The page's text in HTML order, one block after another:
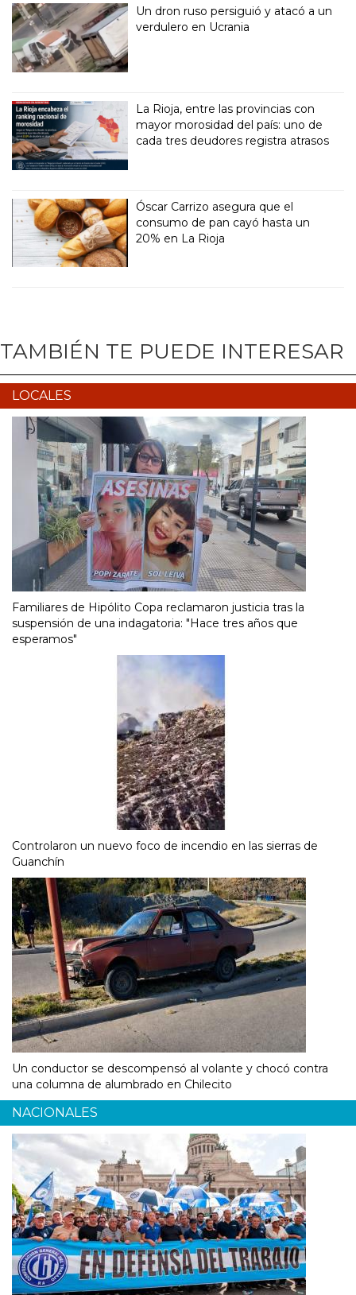
Un dron ruso persiguió y atacó a un
verdulero en Ucrania
La Rioja, entre las provincias con
mayor morosidad del país: uno de
cada tres deudores registra atrasos
Óscar Carrizo asegura que el
consumo de pan cayó hasta un
20% en La Rioja
TAMBIÉN TE PUEDE INTERESAR
LOCALES
Familiares de Hipólito Copa reclamaron justicia tras la
suspensión de una indagatoria: "Hace tres años que
esperamos"
Controlaron un nuevo foco de incendio en las sierras de
Guanchín
Un conductor se descompensó al volante y chocó contra
una columna de alumbrado en Chilecito
NACIONALES